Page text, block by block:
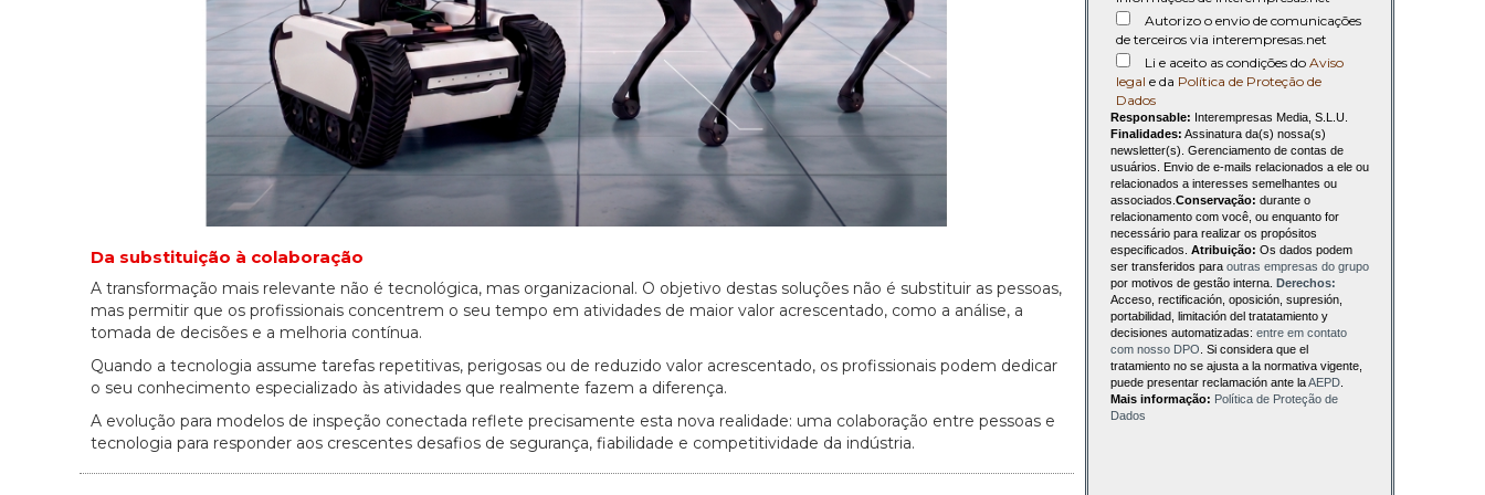
Da substituição à colaboração
A transformação mais relevante não é tecnológica, mas organizacional. O objetivo destas soluções não é substituir as pessoas,
mas permitir que os profissionais concentrem o seu tempo em atividades de maior valor acrescentado, como a análise, a
tomada de decisões e a melhoria contínua.
Quando a tecnologia assume tarefas repetitivas, perigosas ou de reduzido valor acrescentado, os profissionais podem dedicar
o seu conhecimento especializado às atividades que realmente fazem a diferença.
A evolução para modelos de inspeção conectada reflete precisamente esta nova realidade: uma colaboração entre pessoas e
tecnologia para responder aos crescentes desafios de segurança, fiabilidade e competitividade da indústria.
Autorizo o envio de comunicações
de terceiros via interempresas.net
Li e aceito as condições do Aviso
legal e da Política de Proteção de
Dados
Responsable: Interempresas Media, S.L.U.
Finalidades: Assinatura da(s) nossa(s)
newsletter(s). Gerenciamento de contas de
usuários. Envio de e-mails relacionados a ele ou
relacionados a interesses semelhantes ou
associados. Conservação: durante o
relacionamento com você, ou enquanto for
necessário para realizar os propósitos
especificados. Atribuição: Os dados podem
ser transferidos para outras empresas do grupo
por motivos de gestão interna. Derechos:
Acceso, rectificación, oposición, supresión,
portabilidad, limitación del tratatamiento y
decisiones automatizadas: entre em contato
com nosso DPO . Si considera que el
tratamiento no se ajusta a la normativa vigente,
puede presentar reclamación ante laAEPD
Mais informação: Política de Proteção de
Dados